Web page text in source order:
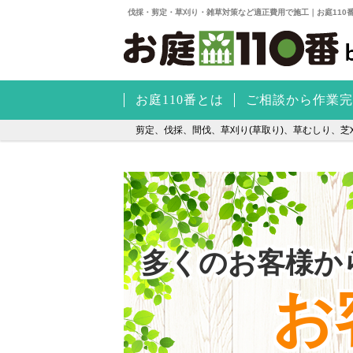
伐採・剪定・草刈り・雑草対策など適正費用で施工｜お庭110
お庭110番とは ご相談から作業
剪定、伐採、間伐、草刈り(草取り)、草むしり、
多くのお客様
お